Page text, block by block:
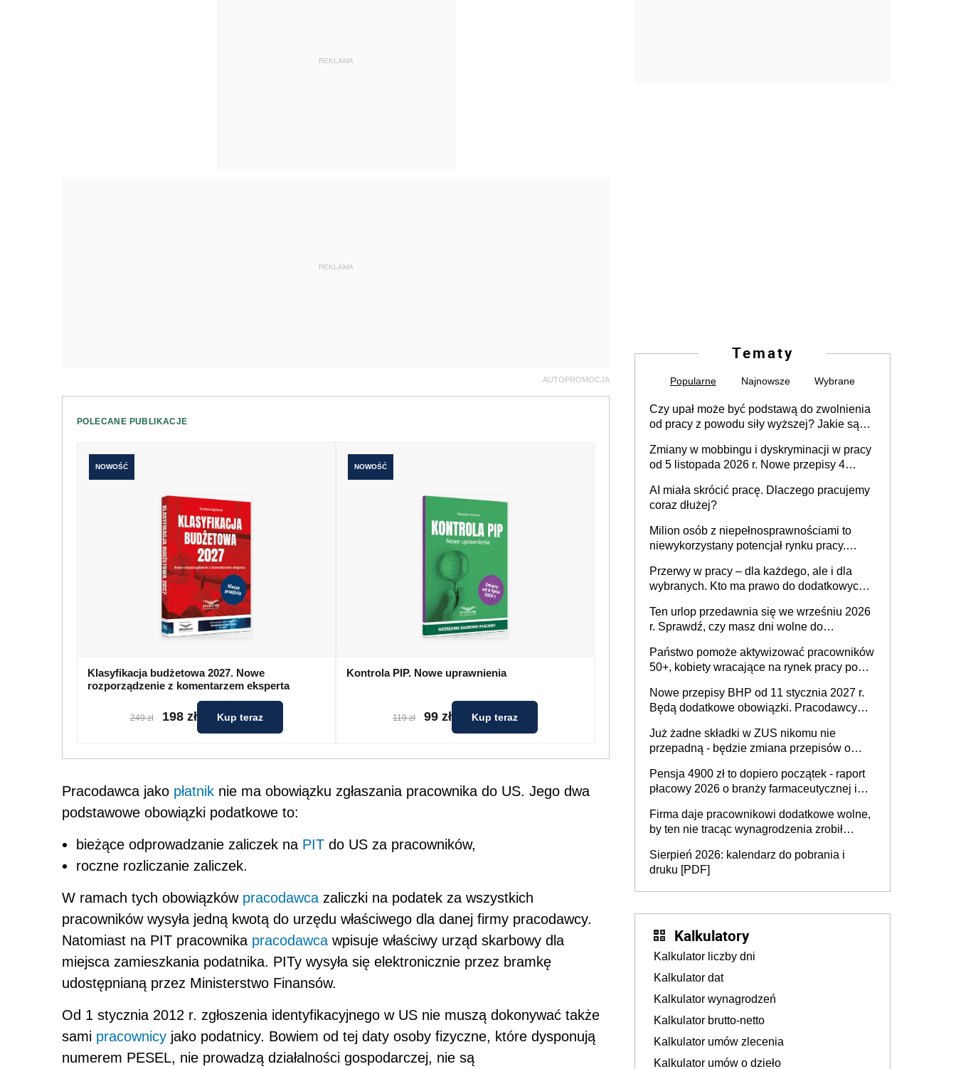
REKLAMA
REKLAMA
AUTOPROMOCJA
POLECANE PUBLIKACJE
NOWOŚĆ
Klasyfikacja budżetowa 2027. Nowe
rozporządzenie z komentarzem eksperta
249 zł 198 zł Kup teraz
NOWOŚĆ
Kontrola PIP. Nowe uprawnienia
119 zł 99 zł Kup teraz
Pracodawca jako płatnik nie ma obowiązku zgłaszania pracownika do US. Jego dwa
podstawowe obowiązki podatkowe to:
bieżące odprowadzanie zaliczek na PIT do US za pracowników,
roczne rozliczanie zaliczek.
W ramach tych obowiązków pracodawca zaliczki na podatek za wszystkich
pracowników wysyła jedną kwotą do urzędu właściwego dla danej firmy pracodawcy.
Natomiast na PIT pracownika pracodawca wpisuje właściwy urząd skarbowy dla
miejsca zamieszkania podatnika. PITy wysyła się elektronicznie przez bramkę
udostępnianą przez Ministerstwo Finansów.
Od 1 stycznia 2012 r. zgłoszenia identyfikacyjnego w US nie muszą dokonywać także
sami pracownicy jako podatnicy. Bowiem od tej daty osoby fizyczne, które dysponują
numerem PESEL, nie prowadzą działalności gospodarczej, nie są
Tematy
Popularne Najnowsze Wybrane
Czy upał może być podstawą do zwolnienia
od pracy z powodu siły wyższej? Jakie są
Zmiany w mobbingu i dyskryminacji w pracy
od 5 listopada 2026 r. Nowe przepisy 4
Ustaw
AI miała skrócić pracę. Dlaczego pracujemy
coraz dłużej?
Milion osób z niepełnosprawnościami to
niewykorzystany potencjał rynku pracy.
dofinansowań czy refundacji, ale bariery po
stronie systemu i świadomości
pracodawców [WYWIAD]
Przerwy w pracy – dla każdego, ale i dla
wybranych. Kto ma prawo do dodatkowych
Ten urlop przedawnia się we wrześniu 2026
r. Sprawdź, czy masz dni wolne do
Państwo pomoże aktywizować pracowników
50+, kobiety wracające na rynek pracy po
osoby neuroatypowe. Powstanie Fundusz
na rzecz Inkluzywności w Zatrudnianiu?
Nowe przepisy BHP od 11 stycznia 2027 r.
Będą dodatkowe obowiązki. Pracodawcy
Już żadne składki w ZUS nikomu nie
przepadną - będzie zmiana przepisów o
ubezpieczeniom społecznym
Pensja 4900 zł to dopiero początek - raport
płacowy 2026 o branży farmaceutycznej i
Firma daje pracownikowi dodatkowe wolne,
by ten nie tracąc wynagrodzenia zrobił
sprawdza
Sierpień 2026: kalendarz do pobrania i
druku [PDF]
Kalkulatory
Kalkulator liczby dni
Kalkulator dat
Kalkulator wynagrodzeń
Kalkulator brutto-netto
Kalkulator umów zlecenia
Kalkulator umów o dzieło